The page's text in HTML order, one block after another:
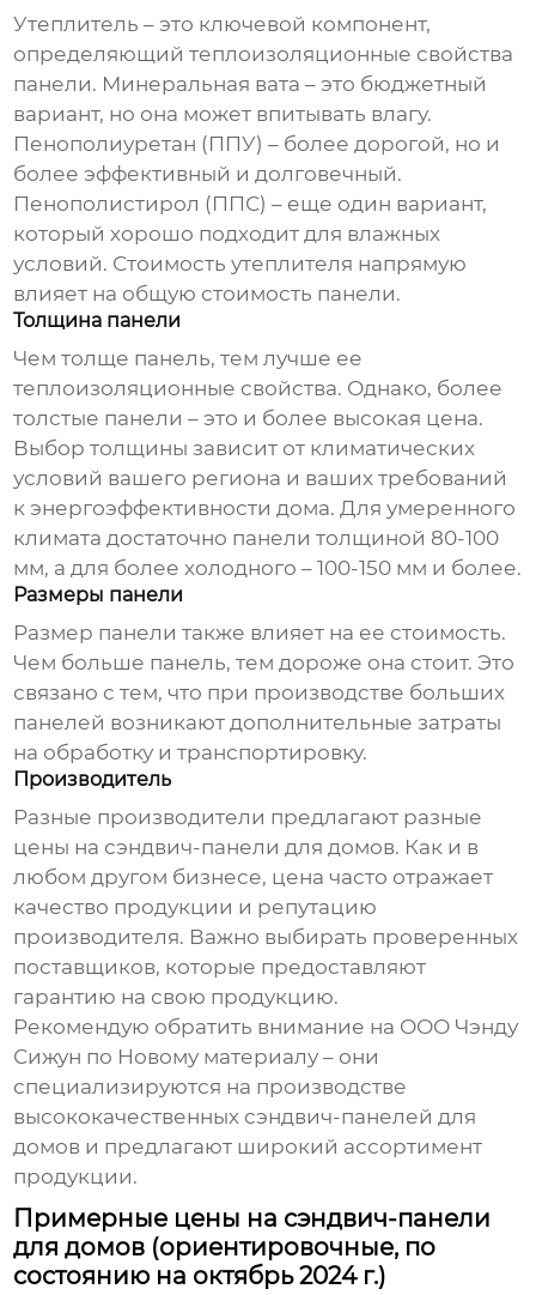
Утеплитель – это ключевой компонент,
определяющий теплоизоляционные свойства
панели. Минеральная вата – это бюджетный
вариант, но она может впитывать влагу.
Пенополиуретан (ППУ) – более дорогой, но и
более эффективный и долговечный.
Пенополистирол (ППС) – еще один вариант,
который хорошо подходит для влажных
условий. Стоимость утеплителя напрямую
влияет на общую стоимость панели.
Толщина панели
Чем толще панель, тем лучше ее
теплоизоляционные свойства. Однако, более
толстые панели – это и более высокая цена.
Выбор толщины зависит от климатических
условий вашего региона и ваших требований
к энергоэффективности дома. Для умеренного
климата достаточно панели толщиной 80-100
мм, а для более холодного – 100-150 мм и более.
Размеры панели
Размер панели также влияет на ее стоимость.
Чем больше панель, тем дороже она стоит. Это
связано с тем, что при производстве больших
панелей возникают дополнительные затраты
на обработку и транспортировку.
Производитель
Разные производители предлагают разные
цены на сэндвич-панели для домов. Как и в
любом другом бизнесе, цена часто отражает
качество продукции и репутацию
производителя. Важно выбирать проверенных
поставщиков, которые предоставляют
гарантию на свою продукцию.
Рекомендую обратить внимание на ООО Чэнду
Сижун по Новому материалу – они
специализируются на производстве
высококачественных сэндвич-панелей для
домов и предлагают широкий ассортимент
продукции.
Примерные цены на сэндвич-панели
для домов (ориентировочные, по
состоянию на октябрь 2024 г.)